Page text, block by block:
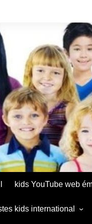
kids YouTube web
kids international